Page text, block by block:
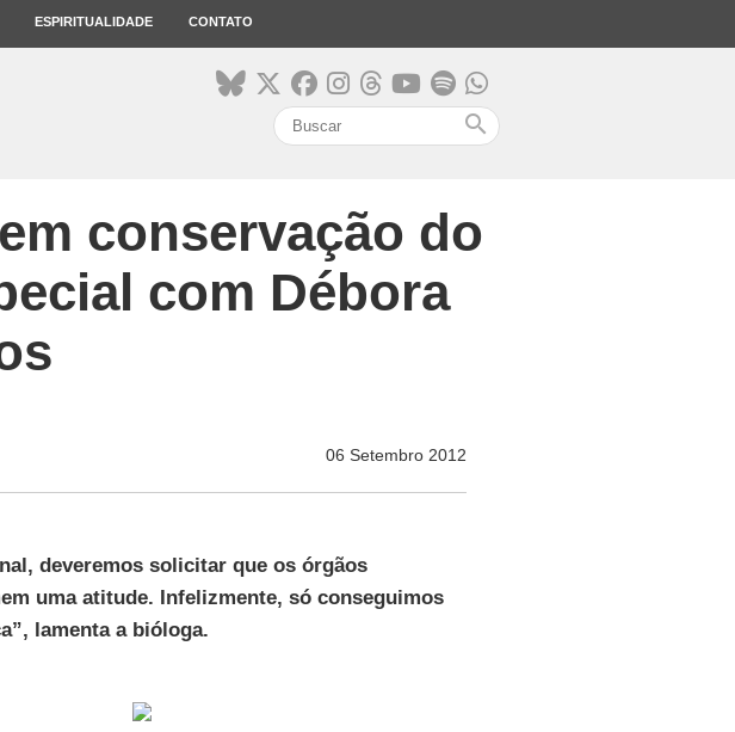
ESPIRITUALIDADE CONTATO
search
conservação do
com Débora
06 Setembro 2012
deveremos solicitar que os órgãos
uma atitude. Infelizmente, só conseguimos
lamenta a bióloga.